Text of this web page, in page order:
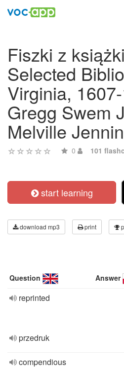
Fiszki z
Selected
Virginia,
Gregg Swem
Melville
0 101
start learning
download mp3 print
Question Answer
reprinted
przedruk
compendious